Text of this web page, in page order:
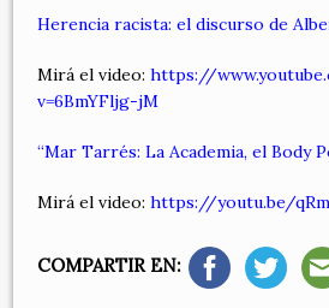
Herencia racista: el discurso de
Mirá el video:https://
v=6BmYFljg-jM
“Mar Tarrés: La Academia, el Body
Mirá el video:https://youtu.be/
COMPARTIR EN: